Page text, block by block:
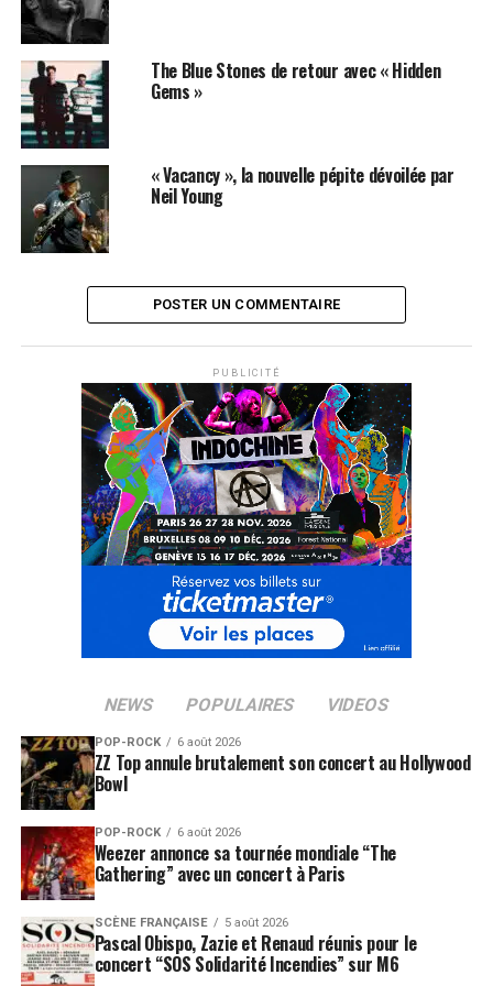
The Blue Stones de retour avec « Hidden
Gems »
« Vacancy », la nouvelle pépite dévoilée par
Neil Young
POSTER UN COMMENTAIRE
PUBLICITÉ
NEWS POPULAIRES VIDEOS
POP-ROCK 6 août 2026
ZZ Top annule brutalement son concert au Hollywood
Bowl
POP-ROCK 6 août 2026
Weezer annonce sa tournée mondiale “The
Gathering” avec un concert à Paris
SCÈNE FRANÇAISE 5 août 2026
Pascal Obispo, Zazie et Renaud réunis pour le
concert “SOS Solidarité Incendies” sur M6